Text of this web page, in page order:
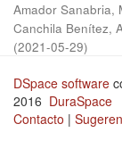
Amador Sanabria,
Canchila Benítez,
(2021-05-29)
DSpace software
2016 DuraSpace
Contacto |